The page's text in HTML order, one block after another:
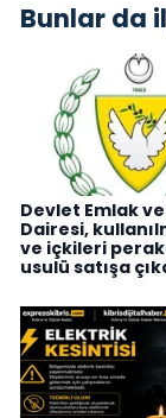
Bunlar da
Devlet Emlak
Dairesi,
ve içkileri
usulü satışa